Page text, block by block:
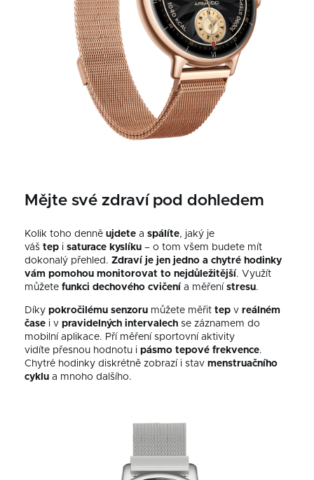
Mějte své zdraví pod dohledem
Kolik toho denně ujdete a spálíte, jaký je
váš tep i saturace kyslíku –⁠ o tom všem budete mít
dokonalý přehled. Zdraví je jen jedno a chytré hodinky
vám pomohou monitorovat to nejdůležitější. Využít
můžete funkci dechového cvičení a měření stresu.
Díky pokročilému senzoru můžete měřit tep v reálném
čase i v pravidelných intervalech se záznamem do
mobilní aplikace. Pří měření sportovní aktivity
vidíte přesnou hodnotu i pásmo tepové frekvence.
Chytré hodinky diskrétně zobrazí i stav menstruačního
cyklu a mnoho dalšího.